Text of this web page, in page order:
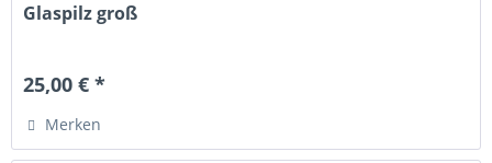
Glaspilz groß
25,00 € *
Merken